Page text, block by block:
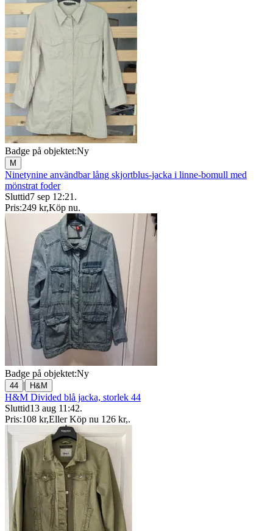
Badge på objektet:Ny
M
Ninetynine användbar lång skjortblus-jacka i linne-bomull med
mönstrat foder
Sluttid7 sep 12:21 .
Pris:249 kr,Köp nu.
Badge på objektet:Ny
44 | H&M
H&M Divided blå jacka, storlek 44
Sluttid13 aug 11:42.
Pris:108 kr,Eller Köp nu 126 kr,.